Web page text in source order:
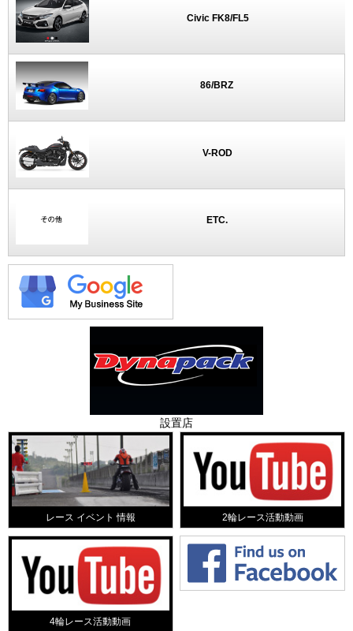
Civic FK8/FL5
86/BRZ
V-ROD
ETC.
設置店
レース イベント 情報 2輪レース活動動画
4輪レース活動動画